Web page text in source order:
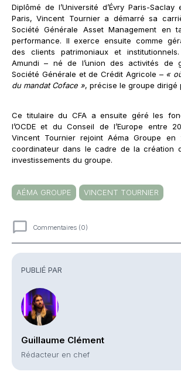
PUBLIÉ PAR
Guillaume Clément
Rédacteur en chef
Diplômé de l’Université d’Évry Paris-
Paris, Vincent Tournier a démarré sa
Société Générale Asset Management en
performance. Il exerce ensuite comme
des clients patrimoniaux et
Amundi – né de l’union des activités de
Société Générale et de Crédit Agricole – «
du mandat Coface », précise le groupe dirigé
Ce titulaire du CFA a ensuite géré les
l’OCDE et du Conseil de l’Europe entre
Vincent Tournier rejoint Aéma Groupe
coordinateur dans le cadre de la création
investissements du groupe.
AÉMA GROUPE VINCENT TOURNIER
Commentaires (0)